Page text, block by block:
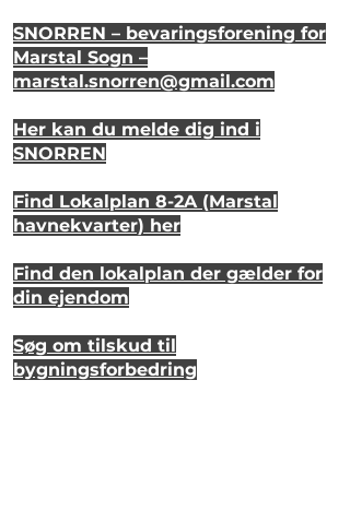
SNORREN – bevaringsforening for
Marstal Sogn –
marstal.snorren@gmail.com
Her kan du melde dig ind i
SNORREN
Find Lokalplan 8-2A (Marstal
havnekvarter) her
Find den lokalplan der gælder for
din ejendom
Søg om tilskud til
bygningsforbedring